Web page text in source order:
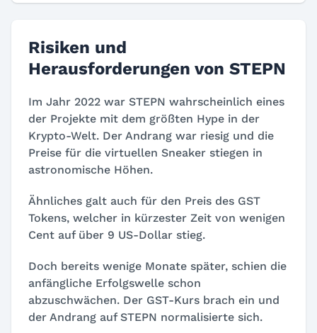
Risiken und
Herausforderungen von STEPN
Im Jahr 2022 war STEPN wahrscheinlich eines
der Projekte mit dem größten Hype in der
Krypto-Welt. Der Andrang war riesig und die
Preise für die virtuellen Sneaker stiegen in
astronomische Höhen.
Ähnliches galt auch für den Preis des GST
Tokens, welcher in kürzester Zeit von wenigen
Cent auf über 9 US-Dollar stieg.
Doch bereits wenige Monate später, schien die
anfängliche Erfolgswelle schon
abzuschwächen. Der GST-Kurs brach ein und
der Andrang auf STEPN normalisierte sich.